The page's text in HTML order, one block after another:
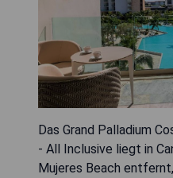
Das Grand Palladium
- All Inclusive liegt in
Mujeres Beach